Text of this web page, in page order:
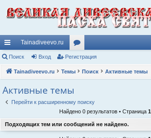
с
ы
лк
и
Tainadiveevo.ru
ор
ум
Поиск Вход Регистрация
Tainadiveevo.ru Темы Поиск Активные темы
Активные темы
Перейти к расширенному поиску
Найдено 0 результатов • Страница 1
Подходящих тем или сообщений не найдено.